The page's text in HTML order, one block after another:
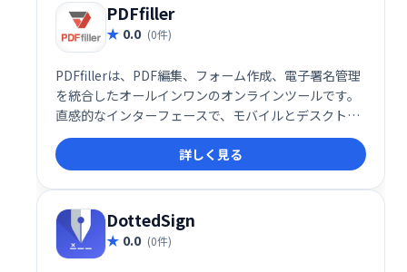
PDFfiller
0.0 (0件)
PDFfillerは、PDF編集、フォーム作成、電子署名管理
を統合したオールインワンのオンラインツールです。
直感的なインターフェースで、モバイルとデスクトッ
プの両方から利用可能です。ドキュメントワークフロ
ーを効率化し、時間を大幅に節約できます。ビジネス
文書から個人書類まで、様々な用途に対応します。複
雑な作業も簡単に処理し、スムーズなドキュメント管
理を実現します。
詳しく見る
DottedSign
0.0 (0件)